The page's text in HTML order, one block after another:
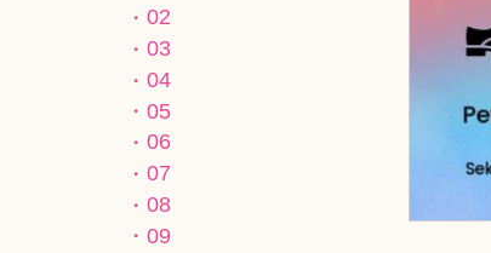
02
03
04
05
06
07
08
09